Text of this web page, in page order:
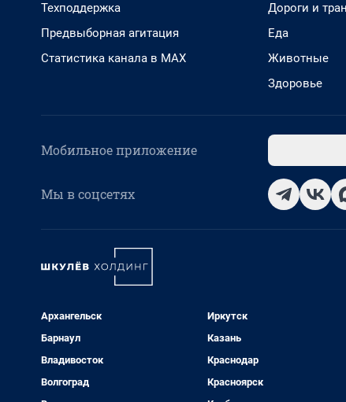
Техподдержка
Предвыборная агитация
Статистика канала в MAX
Дороги и
Еда
Животные
Здоровье
Мобильное приложение
Мы в соцсетях
Архангельск
Барнаул
Владивосток
Волгоград
Иркутск
Казань
Краснодар
Красноярск